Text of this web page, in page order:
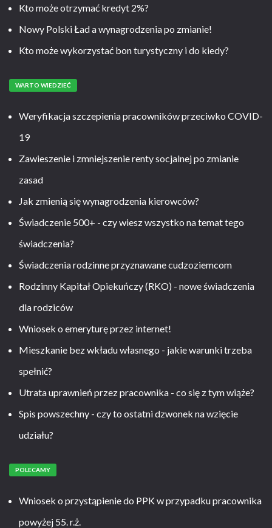
Kto może otrzymać kredyt 2%?
Nowy Polski Ład a wynagrodzenia po zmianie!
Kto może wykorzystać bon turystyczny i do kiedy?
WARTO WIEDZIEĆ
Weryfikacja szczepienia pracowników przeciwko COVID-
19
Zawieszenie i zmniejszenie renty socjalnej po zmianie
zasad
Jak zmienią się wynagrodzenia kierowców?
Świadczenie 500+ - czy wiesz wszystko na temat tego
świadczenia?
Świadczenia rodzinne przyznawane cudzoziemcom
Rodzinny Kapitał Opiekuńczy (RKO) - nowe świadczenia
dla rodziców
Wniosek o emeryturę przez internet!
Mieszkanie bez wkładu własnego - jakie warunki trzeba
spełnić?
Utrata uprawnień przez pracownika - co się z tym wiąże?
Spis powszechny - czy to ostatni dzwonek na wzięcie
udziału?
POLECAMY
Wniosek o przystąpienie do PPK w przypadku pracownika
powyżej 55. r.ż.